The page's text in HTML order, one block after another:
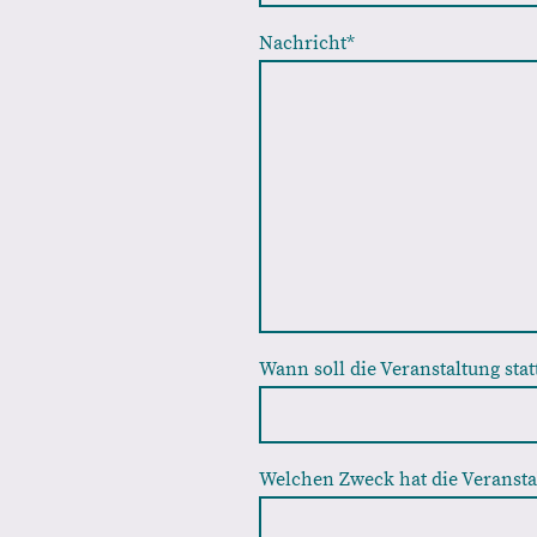
Nachricht*
Wann soll die Veranstaltung
Welchen Zweck hat die